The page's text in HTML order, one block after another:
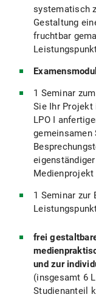
systematisch
Gestaltung
fruchtbar
Examensmodul
1 Seminar
Sie Ihr Projekt
LPO I
gemeinsamen
1 Seminar zur
frei
und zur
(insgesamt 6
Studienanteil